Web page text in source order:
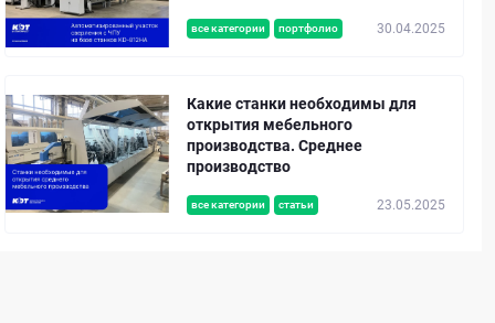
все категории портфолио 30.04.2025
все категории статьи 23.05.2025
Какие станки необходимы для
открытия мебельного
производства. Среднее
производство